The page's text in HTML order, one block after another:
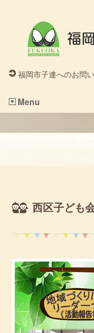
福岡市子連へのお問
Menu
西区子ども